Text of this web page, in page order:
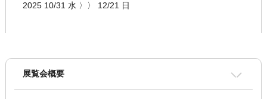
2025 10/31 水 〉〉 12/21 日
展覧会概要